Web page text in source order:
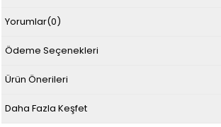
Yorumlar(0)
Ödeme Seçenekleri
Ürün Önerileri
Daha Fazla Keşfet